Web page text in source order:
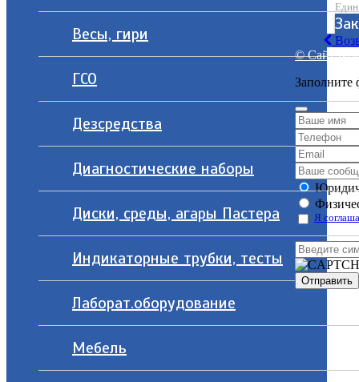
Весы, гири
ГСО
Дезсредства
Диагностические наборы
Диски, среды, агары Пастера
Индикаторные трубки, тесты
Лаборат.оборудование
Мебель
© Сайт
Заполните
Я